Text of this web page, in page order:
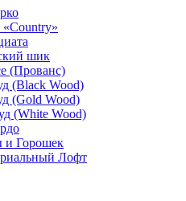
шик
(Прованс)
(Black Wood)
(Gold Wood)
(White Wood)
и Горошек
Лофт